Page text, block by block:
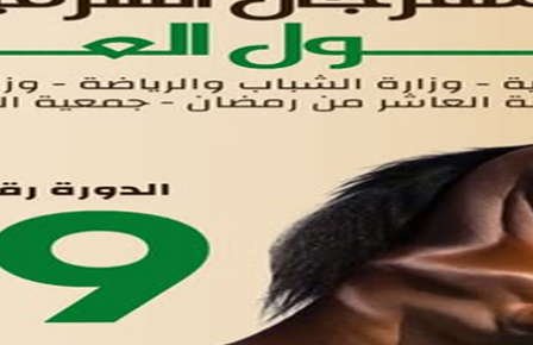
اتصل بنا
تواصل معنا
مدينة العاشر من رمضان
01221020029
055-4494429
055-4494406